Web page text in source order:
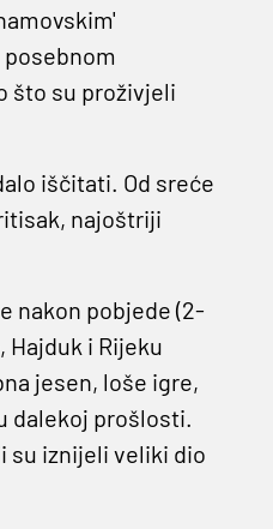
što su proživjeli
iščitati. Od sreće
najoštriji
nakon pobjede (2-
Hajduk i Rijeku
jesen, loše igre,
dalekoj prošlosti.
su iznijeli veliki dio